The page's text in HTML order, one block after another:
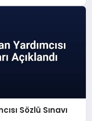
Sözlü Sınavı